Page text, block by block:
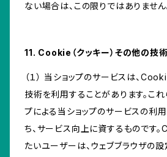
ない場合は、この限りではありません
11. Cookie（クッキー）その他の技
（１） 当ショップのサービスは、
技術を利用することがあります。これ
プによる当ショップのサービスの利
ち、サービス向上に資するものです
たいユーザーは、ウェブブラウザの